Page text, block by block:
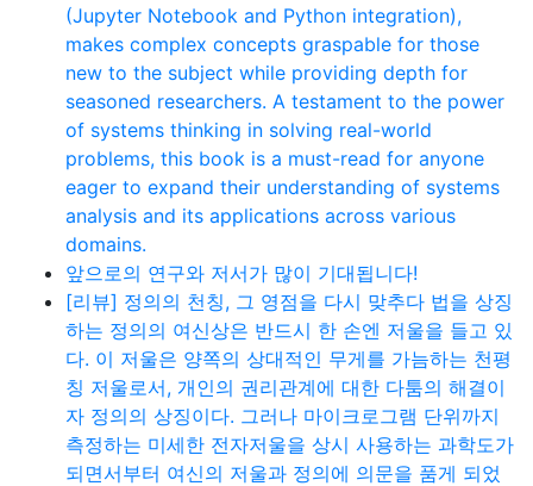
(Jupyter Notebook and Python integration),
makes complex concepts graspable for those
new to the subject while providing depth for
seasoned researchers. A testament to the power
of systems thinking in solving real-world
problems, this book is a must-read for anyone
eager to expand their understanding of systems
analysis and its applications across various
domains.
앞으로의 연구와 저서가 많이 기대됩니다!
[리뷰] 정의의 천칭, 그 영점을 다시 맞추다 법을 상징
하는 정의의 여신상은 반드시 한 손엔 저울을 들고 있
다. 이 저울은 양쪽의 상대적인 무게를 가늠하는 천평
칭 저울로서, 개인의 권리관계에 대한 다툼의 해결이
자 정의의 상징이다. 그러나 마이크로그램 단위까지
측정하는 미세한 전자저울을 상시 사용하는 과학도가
되면서부터 여신의 저울과 정의에 의문을 품게 되었